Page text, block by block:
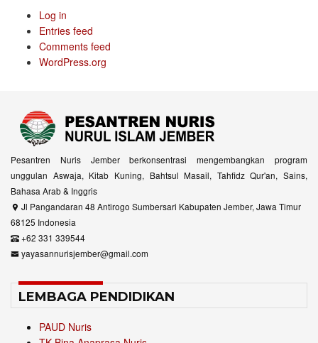
Log in
Entries feed
Comments feed
WordPress.org
Pesantren Nuris Jember berkonsentrasi mengembangkan program
unggulan Aswaja, Kitab Kuning, Bahtsul Masail, Tahfidz Qur'an, Sains,
Bahasa Arab & Inggris
Jl Pangandaran 48 Antirogo Sumbersari Kabupaten Jember, Jawa Timur
68125 Indonesia
+62 331 339544
yayasannurisjember@gmail.com
LEMBAGA PENDIDIKAN
PAUD Nuris